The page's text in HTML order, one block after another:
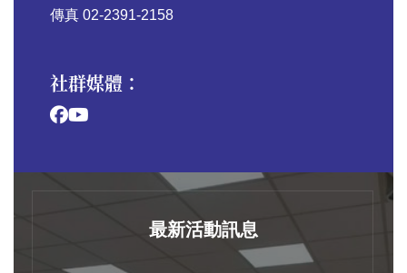
傳真 02-2391-2158
社群媒體：
最新活動訊息